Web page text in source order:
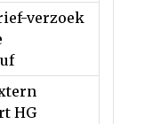
verzoek
HG